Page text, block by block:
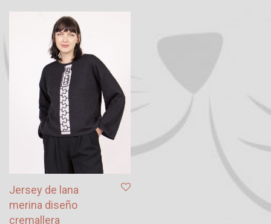
Jersey de lana
merina diseño
cremallera